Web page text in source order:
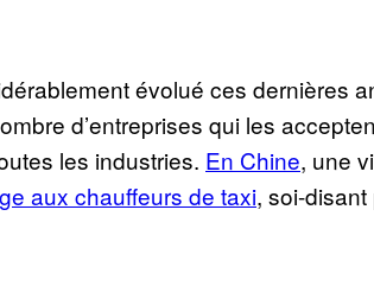
évolué ces dernières
d’entreprises qui les
les industries. En Chine, une
aux chauffeurs de taxi, soi-disant